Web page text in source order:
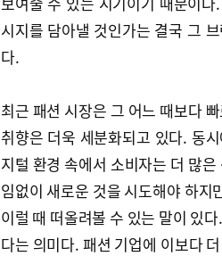
시지를 담아낼 것인가는 결국 그
다.
최근 패션 시장은 그 어느 때보다
취향은 더욱 세분화되고 있다. 동
지털 환경 속에서 소비자는 더 많
임없이 새로운 것을 시도해야 하지
이럴 때 떠올려볼 수 있는 말이 있
다는 의미다. 패션 기업에 이보다